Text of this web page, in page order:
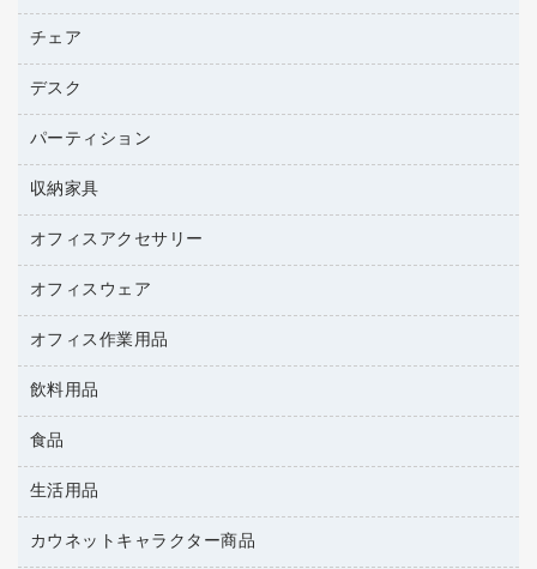
ファクシミリトナー
トナーカートリッジ
コピートナー
ハガキ用紙
その他コピー用紙・プリンタ用紙
コピー用紙
パソコンバッグ／収納用品
ネットワーク／ＬＡＮ機器
ネットワーク／ＬＡＮアクセサリー
セキュリティ用品
ＵＳＢハブ／ＵＳＢアクセサリー
ＯＡフィルター
ＯＡクリーナー／エアダスター
ＬＡＮケーブル
ＨＤＤ／ＳＳＤ
ディスプレイモニター
メモリーカード
プロジェクタ
ファクシミリ
デジタルカメラ
スキャナー
コピー機
ＣＤ－ＲＷ
ＣＤ－Ｒ
メディア収納用品
プリンタ
チェア
応接イス・ベンチ
オフィスチェア
デスク
ミーティングテーブル
デスク
カウンター
パーティション
ホワイトボード・黒板
収納家具
保管庫・書庫
ロッカー・下駄箱
その他収納
オフィスアクセサリー
オフィスアクセサリー
オフィスウェア
医療・介護・ワーキングウェア
ブラウス・シャツ
アウター
オフィス作業用品
養生用品
防災用品
防災用備蓄食品・飲料
台車・脚立
倉庫収納用品
飲料用品
緑茶飲料
茶葉・インスタント
紅茶・バラエティ飲料
レギュラーコーヒー
食品
食品
菓子
生活用品
浴室用品
カウネットキャラクター商品